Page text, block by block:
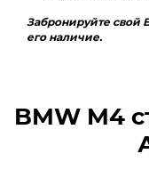
Забронируйте свой
его наличие.
BMW M4